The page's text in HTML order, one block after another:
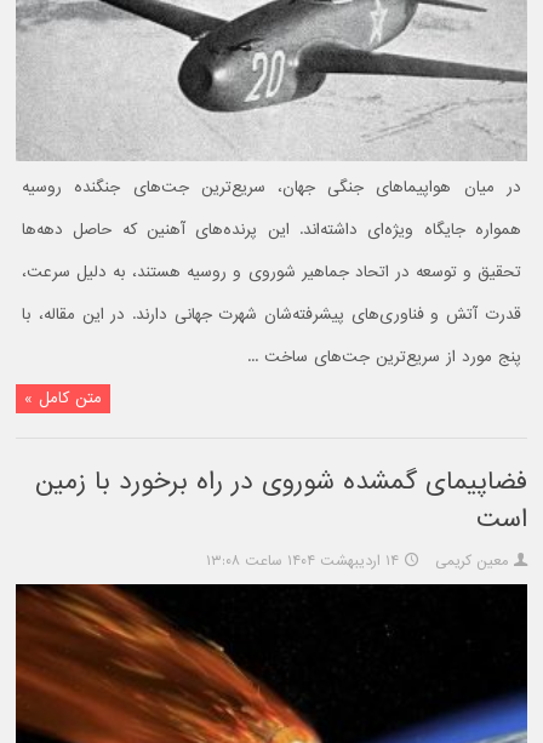
در میان هواپیماهای جنگی جهان، سریع‌ترین جت‌های جنگنده روسیه
همواره جایگاه ویژه‌ای داشته‌اند. این پرنده‌های آهنین که حاصل دهه‌ها
تحقیق و توسعه در اتحاد جماهیر شوروی و روسیه هستند، به دلیل سرعت،
قدرت آتش و فناوری‌های پیشرفته‌شان شهرت جهانی دارند. در این مقاله، با
پنج مورد از سریع‌ترین جت‌های ساخت ...
متن کامل »
فضاپیمای گمشده شوروی در راه برخورد با زمین
است
معین کریمی ۱۴ اردیبهشت ۱۴۰۴ ساعت ۱۳:۰۸